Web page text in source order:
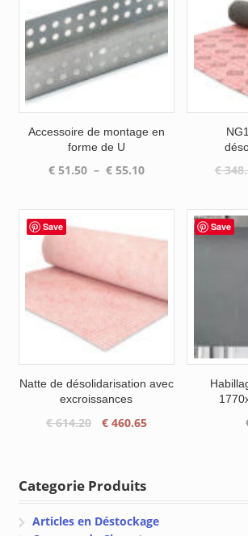
Accessoire de montage en
forme de U
€51.50 – €55.10Plage
à
€
Save
Natte de désolidarisation avec
excroissances
€614.20
Le
€ 614.20.
€460.65Le
€ 460.65.
Save
Categorie Produits
Articles en Déstockage